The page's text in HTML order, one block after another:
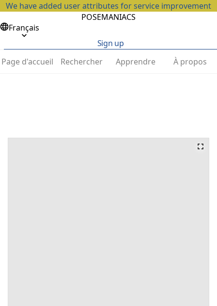
We have added user attributes for service improvement
POSEMANIACS
Français
Sign up
Page d'accueil
Rechercher Apprendre À propos